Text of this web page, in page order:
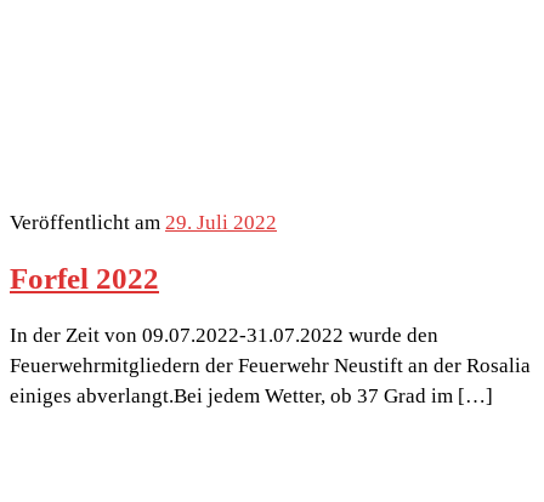
Veröffentlicht am 29. Juli 2022
Forfel 2022
In der Zeit von 09.07.2022-31.07.2022 wurde den
Feuerwehrmitgliedern der Feuerwehr Neustift an der Rosalia
einiges abverlangt.Bei jedem Wetter, ob 37 Grad im […]